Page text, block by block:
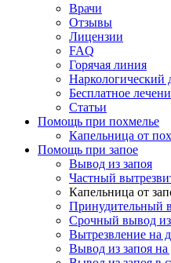
Врачи
Отзывы
Лицензии
FAQ
Горячая линия
Наркологический
Бесплатное
Статьи
Помощь при похмелье
Капельница от
Помощь при запое
Вывод из запоя
Частный
Капельница от
Принудительный
Срочный вывод из
Вытрезвление на
Вывод из запоя